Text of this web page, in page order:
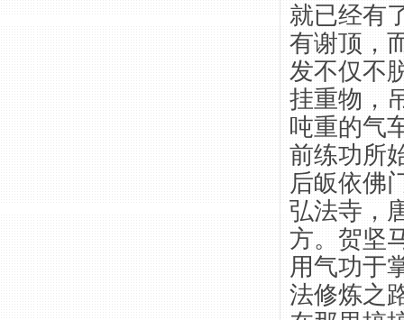
就已经有
有谢顶，
发不仅不
挂重物，
吨重的气
前练功所
后皈依佛
弘法寺，
方。贺坚
用气功于
法修炼之